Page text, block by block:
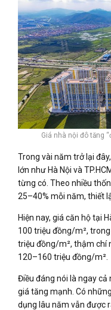
Giá nhà nội đô tăng
Trong vài năm trở lại
lớn như Hà Nội và
từng có. Theo nhiều
25–40% mỗi năm, thiết
Hiện nay, giá căn hộ tại
100 triệu đồng/m²,
triệu đồng/m², thậm chí
120–160 triệu đồng/m².
Điều đáng nói là ngay cả
giá tăng mạnh. Có
dụng lâu năm vẫn được